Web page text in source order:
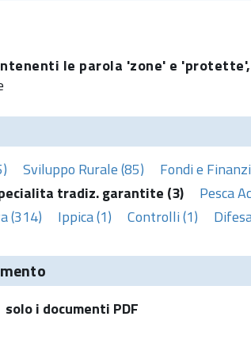
le parola 'zone' e
Sviluppo Rurale (85) Fondi e
tradiz. garantite (3)
Pesca
(314) Ippica (1) Controlli (1)
solo i documenti PDF